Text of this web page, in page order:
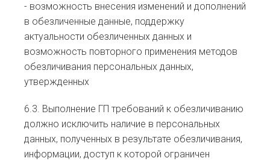
- возможность внесения изменений и дополнений
в обезличенные данные, поддержку
актуальности обезличенных данных и
возможность повторного применения методов
обезличивания персональных данных,
утвержденных
6.3. Выполнение ГП требований к обезличиванию
должно исключить наличие в персональных
данных, полученных в результате обезличивания,
информации, доступ к которой ограничен